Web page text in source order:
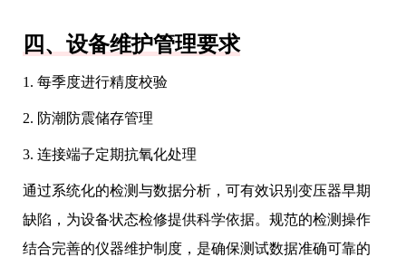
四、设备维护管理要求
1. 每季度进行精度校验
2. 防潮防震储存管理
3. 连接端子定期抗氧化处理
通过系统化的检测与数据分析，可有效识别变压器早期
缺陷，为设备状态检修提供科学依据。规范的检测操作
结合完善的仪器维护制度，是确保测试数据准确可靠的